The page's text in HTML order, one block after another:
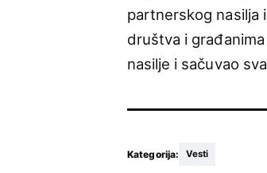
partnerskog nasilja
društva i
nasilje i sačuvao
Kategorija: Vesti